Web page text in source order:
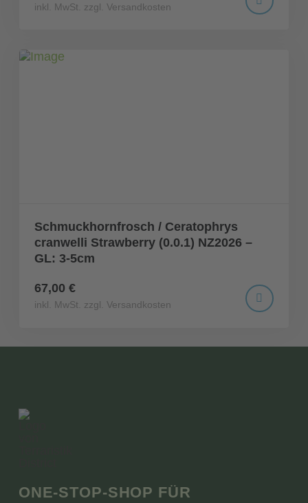
inkl. MwSt. zzgl. Versandkosten
Schmuckhornfrosch / Ceratophrys
cranwelli Strawberry (0.0.1) NZ2026 –
GL: 3-5cm
67,00 €
inkl. MwSt. zzgl. Versandkosten
ONE-STOP-SHOP FÜR